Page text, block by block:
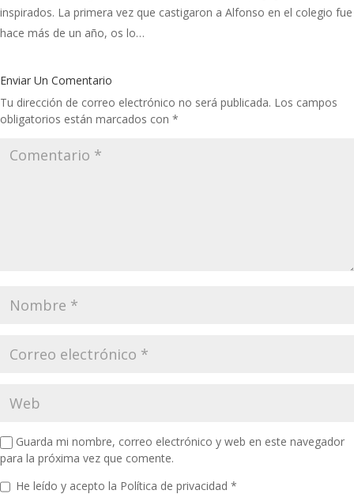
inspirados. La primera vez que castigaron a Alfonso en el colegio fue
hace más de un año, os lo…
Enviar Un Comentario
Tu dirección de correo electrónico no será publicada. Los campos
obligatorios están marcados con *
Guarda mi nombre, correo electrónico y web en este navegador
para la próxima vez que comente.
He leído y acepto la Política de privacidad *